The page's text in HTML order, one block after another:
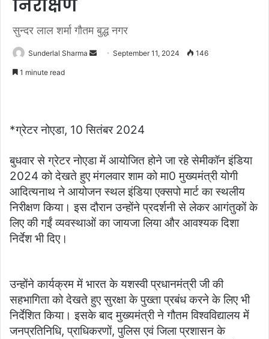
निरीक्षण
सुन्दर लाल शर्मा गौतम बुद्ध नगर
Sunderlal Sharma
SendSeptember 11, 2024 146
1 minute read
*ग्रेटर नोएडा, 10 सितंबर 2024
बुधवार से ग्रेटर नोएडा में आयोजित होने जा रहे सेमीकॉन इंडिया
2024 को देखते हुए मंगलवार शाम को मा0 मुख्यमंत्री योगी
आदित्यनाथ ने आयोजन स्थल इंडिया एक्सपो मार्ट का स्थलीय
निरीक्षण किया। इस दौरान उन्होंने प्रदर्शनी से लेकर आगंतुकों के
लिए की गईं व्यवस्थाओं का जायजा लिया और आवश्यक दिशा
निर्देश भी दिए।
उन्होंने कार्यक्रम में भारत के यशस्वी प्रधानमंत्री जी की
सहभागिता को देखते हुए सुरक्षा के पुख्ता प्रबंध करने के लिए भी
निर्देशित किया। इसके बाद मुख्यमंत्री ने गौतम विश्वविद्यालय में
जनप्रतिनिधि, प्राधिकरणों, पुलिस एवं जिला प्रशासन के